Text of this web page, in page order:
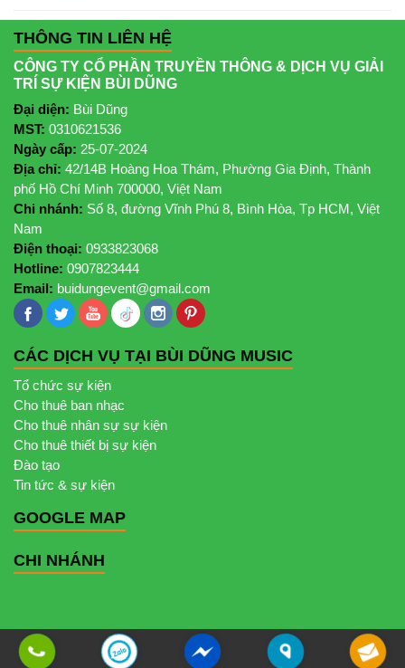
THÔNG TIN LIÊN HỆ
CÔNG TY CỔ PHẦN TRUYỀN THÔNG & DỊCH VỤ GIẢI
TRÍ SỰ KIỆN BÙI DŨNG
Đại diện: Bùi Dũng
MST: 0310621536
Ngày cấp: 25-07-2024
Địa chỉ: 42/14B Hoàng Hoa Thám, Phường Gia Định, Thành
phố Hồ Chí Minh 700000, Việt Nam
Chi nhánh: Số 8, đường Vĩnh Phú 8, Bình Hòa, Tp HCM, Việt
Nam
Điện thoại: 0933823068
Hotline: 0907823444
Email: buidungevent@gmail.com
CÁC DỊCH VỤ TẠI BÙI DŨNG MUSIC
Tổ chức sự kiện
Cho thuê ban nhạc
Cho thuê nhân sự sự kiện
Cho thuê thiết bị sự kiện
Đào tạo
Tin tức & sự kiện
GOOGLE MAP
CHI NHÁNH